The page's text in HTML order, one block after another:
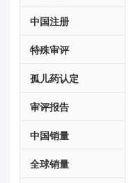
中国注册
特殊审评
孤儿药认定
审评报告
中国销量
全球销量